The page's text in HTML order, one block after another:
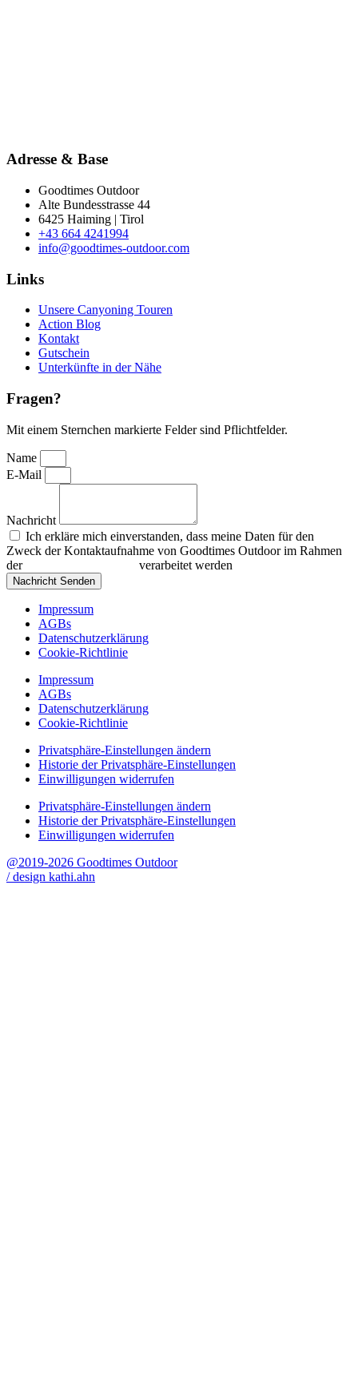
Adresse & Base
Goodtimes Outdoor
Alte Bundesstrasse 44
6425 Haiming | Tirol
+43 664 4241994
info@goodtimes-outdoor.com
Links
Unsere Canyoning Touren
Action Blog
Kontakt
Gutschein
Unterkünfte in der Nähe
Fragen?
Mit einem Sternchen markierte Felder sind Pflichtfelder.
Name
E-Mail
Nachricht
Ich erkläre mich einverstanden, dass meine Daten für den
Zweck der Kontaktaufnahme von Goodtimes Outdoor im Rahmen
der
verarbeitet werden
Nachricht Senden
Impressum
AGBs
Datenschutzerklärung
Cookie-Richtlinie
Impressum
AGBs
Datenschutzerklärung
Cookie-Richtlinie
Privatsphäre-Einstellungen ändern
Historie der Privatsphäre-Einstellungen
Einwilligungen widerrufen
Privatsphäre-Einstellungen ändern
Historie der Privatsphäre-Einstellungen
Einwilligungen widerrufen
@2019-2026 Goodtimes Outdoor
/ design kathi.ahn